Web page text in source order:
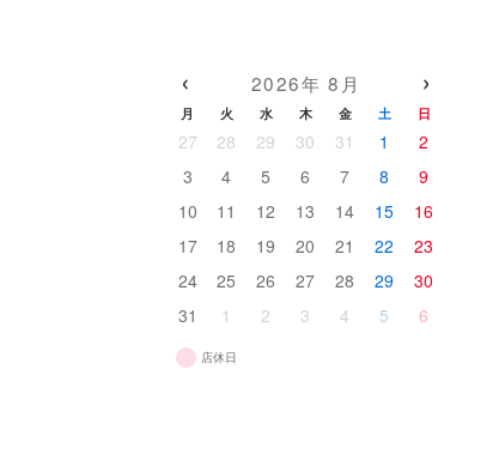
品
‹ 2026年 8月 ›
月 火 水 木 金 土 日
27 28 29 30 31 1
2
3
4 5 6 7 8
9
10
11 12 13 14 15
16
17
18 19 20 21 22
23
24
25 26 27 28 29
30
31
1 2 3 4 5 6
店休日